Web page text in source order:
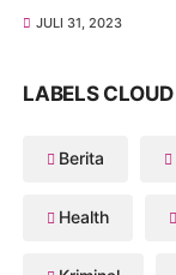
JULI 31, 2023
LABELS CLOUD
Berita
Health